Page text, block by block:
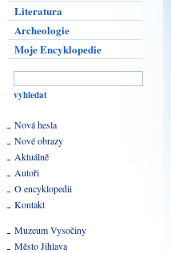
Literatura
Archeologie
Moje Encyklopedie
Nová hesla
Nové obrazy
Aktuálně
Autoři
O encyklopedii
Kontakt
Muzeum Vysočiny
Město Jihlava